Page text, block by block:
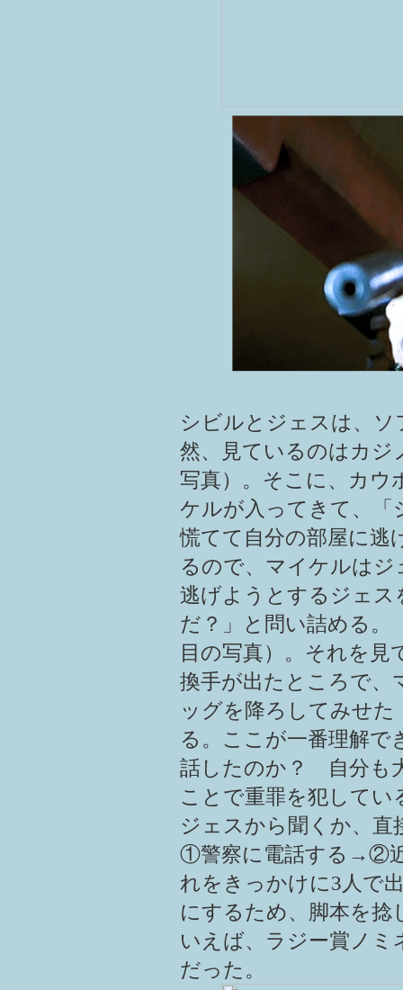
シビルとジェスは、
然、見ているのはカジ
写真）。そこに、カウ
ケルが入ってきて、「
慌てて自分の部屋に逃
るので、マイケルは
逃げようとするジェス
だ？」と問い詰める。
目の写真）。それを見
換手が出たところで、
ッグを降ろしてみせた
る。ここが一番理解で
話したのか？ 自分も
ことで重罪を犯して
ジェスから聞くか、直
①警察に電話する→②
れをきっかけに3人で
にするため、脚本を
いえば、ラジー賞ノミ
だった 。